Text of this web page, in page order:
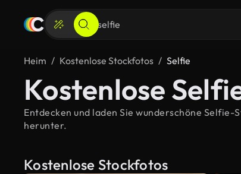
Heim Kostenlose Stockfotos Selfie
Kostenlose
Entdecken und laden Sie wunderschöne
herunter.
Kostenlose Stockfotos